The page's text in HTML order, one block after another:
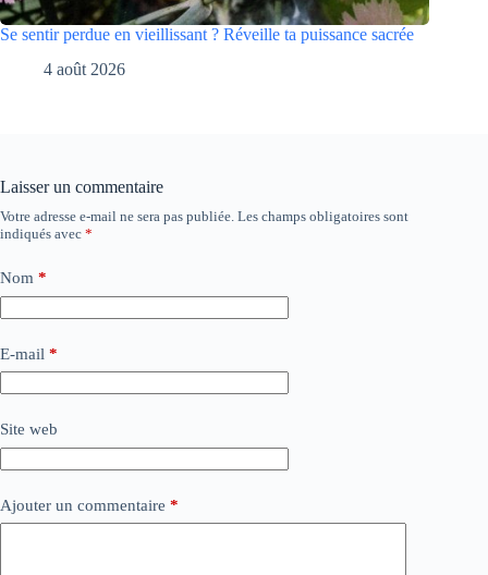
Se sentir perdue en vieillissant ? Réveille ta puissance sacrée
4 août 2026
Laisser un commentaire
Votre adresse e-mail ne sera pas publiée. Les champs obligatoires sont
indiqués avec *
Nom *
E-mail *
Site web
Ajouter un commentaire *